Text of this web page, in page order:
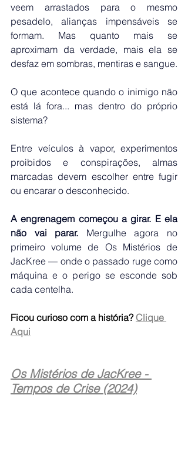
veem arrastados para o mesmo
pesadelo, alianças impensáveis se
formam. Mas quanto mais se
aproximam da verdade, mais ela se
desfaz em sombras, mentiras e sangue.
O que acontece quando o inimigo não
está lá fora... mas dentro do próprio
sistema?
Entre veículos à vapor, experimentos
proibidos e conspirações, almas
marcadas devem escolher entre fugir
ou encarar o desconhecido.
A engrenagem começou a girar. E ela
não vai parar. Mergulhe agora no
primeiro volume de Os Mistérios de
JacKree — onde o passado ruge como
máquina e o perigo se esconde sob
cada centelha.
Ficou curioso com a história? Clique
Aqui
Os Mistérios de JacKree -
Tempos de Crise (2024)